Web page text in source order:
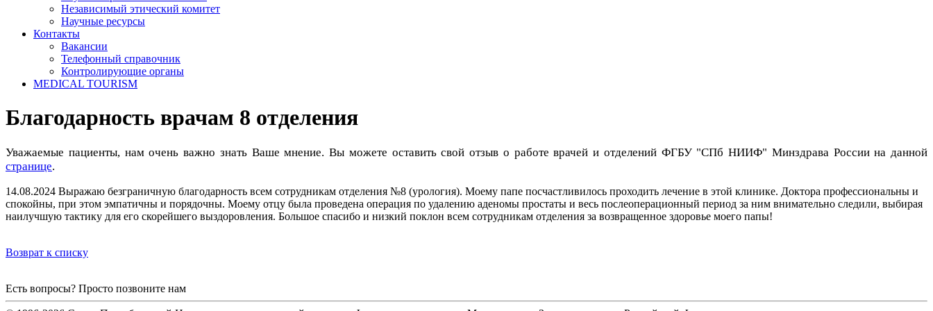
Независимый этический комитет
Научные ресурсы
Контакты
Вакансии
Телефонный справочник
Контролирующие органы
MEDICAL TOURISM
Благодарность врачам 8 отделения
Уважаемые пациенты, нам очень важно знать Ваше мнение. Вы можете оставить свой отзыв о работе врачей и отделений ФГБУ "СПб НИИФ" Минздрава России на данной
странице.
14.08.2024 Выражаю безграничную благодарность всем сотрудникам отделения №8 (урология). Моему папе посчастливилось проходить лечение в этой клинике. Доктора профессиональны и
спокойны, при этом эмпатичны и порядочны. Моему отцу была проведена операция по удалению аденомы простаты и весь послеоперационный период за ним внимательно следили, выбирая
наилучшую тактику для его скорейшего выздоровления. Большое спасибо и низкий поклон всем сотрудникам отделения за возвращенное здоровье моего папы!
Возврат к списку
Есть вопросы? Просто позвоните нам